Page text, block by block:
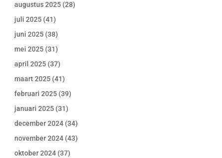
augustus 2025 (28)
juli 2025 (41)
juni 2025 (38)
mei 2025 (31)
april 2025 (37)
maart 2025 (41)
februari 2025 (39)
januari 2025 (31)
december 2024 (34)
november 2024 (43)
oktober 2024 (37)